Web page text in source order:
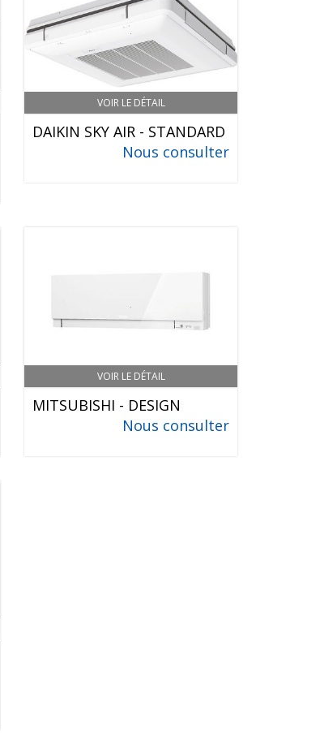
VOIR LE DÉTAIL
DAIKIN SKY AIR - STANDARD
Nous consulter
VOIR LE DÉTAIL
MITSUBISHI - DESIGN
Nous consulter